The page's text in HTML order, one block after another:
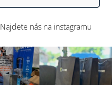
Najdete nás na instagramu